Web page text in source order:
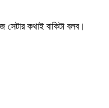
সেটার কথাই বাকিটা বলব।